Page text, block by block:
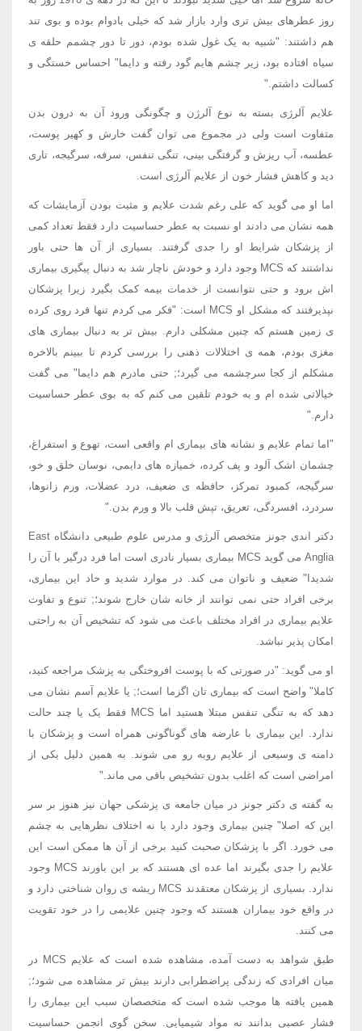
روز عطرهای بیش تری وارد بازار شد که خیلی بادوام بوده و بوی تند
هم داشتند: "شبیه به یک غول شده بودم، دور تا دور چشمم حلقه ی
سیاه افتاده بود، زیر چشم هایم گود رفته و دایما" احساس خستگی و
کسالت داشتم."
علایم آلرژی بسته به نوع آلرژن و چگونگی ورود آن به درون بدن
متفاوت است ولی در مجموع می توان گفت خارش و کهیر پوست،
عطسه، آب ریزش و گرفتگی بینی، تنگی تنفس، سرفه، سرگیجه، تاری
دید و کاهش فشار خون از علایم آلرژی است.
اما او می گوید که علی رغم شدت علایم و مثبت بودن آزمایشات که
همه نشان می دادند او نسبت به عطر حساسیت دارد فقط تعداد کمی
از پزشکان شرایط او را جدی گرفتند. بسیاری از آن ها حتی باور
نداشتند که MCS وجود دارد و خودش ناچار شد به دنبال پیگیری بیماری
اش برود و حتی نتوانست از خدمات بیمه کمک بگیرد زیرا پزشکان
نپذیرفتند که مشکل او MCS است: "فکر می کردم تنها فرد روی کرده
ی زمین هستم که چنین مشکلی دارم. بیش تر به دنبال بیماری های
مغزی بودم، همه ی اختلالات ذهنی را بررسی کردم تا ببینم بالاخره
مشکلم از کجا سرچشمه می گیرد؛; حتی مادرم هم دایما" می گفت
خیالاتی شده ام و به خودم تلقین می کنم که به بوی عطر حساسیت
دارم."
"اما تمام علایم و نشانه های بیماری ام واقعی است، تهوع و استفراغ،
چشمان اشک آلود و پف کرده، خمیازه های دایمی، نوسان خلق و خو،
سرگیجه، کمبود تمرکز، حافظه ی ضعیف، درد عضلات، ورم زانوها،
سردرد، افسردگی، تعریق، تپش قلب بالا و ورم بدن."
دکتر اندی جونز متخصص آلرژی و مدرس علوم طبیعی دانشگاه East
Anglia می گوید MCS بیماری بسیار نادری است اما فرد درگیر با آن را
شدیدا" ضعیف و ناتوان می کند. در موارد شدید و حاد این بیماری،
برخی افراد حتی نمی توانند از خانه شان خارج شوند؛; تنوع و تفاوت
علایم بیماری در افراد مختلف باعث می شود که تشخیص آن به راحتی
امکان پذیر نباشد.
او می گوید: "در صورتی که با پوست افروختگی به پزشک مراجعه کنید،
کاملا" واضح است که بیماری تان اگزما است؛; یا علایم آسم نشان می
دهد که به تنگی تنفس مبتلا هستید اما MCS فقط یک یا چند حالت
ندارد. این بیماری با عارضه های گوناگونی همراه است و پزشکان با
دامنه ی وسیعی از علایم روبه رو می شوند. به همین دلیل یکی از
امراضی است که اغلب بدون تشخیص باقی می ماند."
به گفته ی دکتر جونز در میان جامعه ی پزشکی جهان نیز هنوز بر سر
این که اصلا" چنین بیماری وجود دارد یا نه اختلاف نظرهایی به چشم
می خورد. اگر با پزشکان صحبت کنید برخی از آن ها ممکن است این
علایم را جدی بگیرند اما عده ای هستند که بر این باورند MCS وجود
ندارد. بسیاری از پزشکان معتقدند MCS ریشه ی روان شناختی دارد و
در واقع خود بیماران هستند که وجود چنین علایمی را در خود تقویت
می کنند.
طبق شواهد به دست آمده، مشاهده شده است که علایم MCS در
میان افرادی که زندگی پراضطرابی دارند بیش تر مشاهده می شود؛;
همین یافته ها موجب شده است که متخصصان سبب این بیماری را
فشار عصبی بدانند نه مواد شیمیایی. سخن گوی انجمن حساسیت